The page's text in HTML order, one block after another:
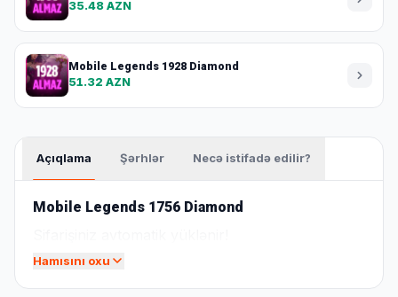
35.48 AZN
Mobile Legends 1928 Diamond
51.32 AZN
Açıqlama Şərhlər Necə istifadə edilir?
Mobile Legends 1756 Diamond
Hamısını oxu